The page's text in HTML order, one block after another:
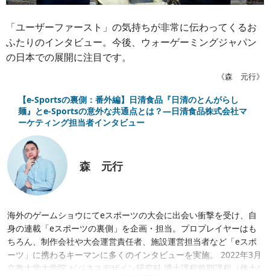
「ユーザーファースト」の気持ちが非常に伝わってくるお
ふたりのインタビュー。今後、ウォーゲーミングジャパン
の日本での展開に注目です。
《森 元行》
【e-Sportsの裏側：番外編】日清食品『日清のとんがらし
麺』とe-Sportsの意外な共通点とは？―日清食品株式会社マ
ーケティング担当者インタビュー
森 元行
海外のゲームショウにてeスポーツの大会に出会い衝撃を受け、自
身の連載「eスポーツの裏側」を企画・担当。プロプレイヤーはも
ちろん、制作会社や大会運営責任者、施設運営担当者など「eスポ
ーツ」に携わるキーマンに多くのインタビューを実施。 2022年3月
立教大学大学院 ビジネスデザイン研究科 博士課程前期課程（修士/